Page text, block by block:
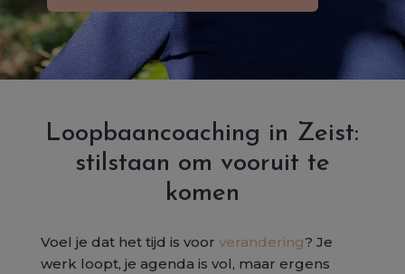
Loopbaancoaching in Zeist:
stilstaan om vooruit te
komen
Voel je dat het tijd is voor verandering? Je
werk loopt, je agenda is vol, maar ergens